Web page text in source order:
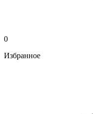
0
Избранное